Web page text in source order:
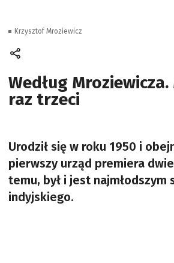
Według
raz trzeci
Urodził się w roku 1950 i
pierwszy urząd premiera
temu, był i jest najmłodszym
indyjskiego.
Krzysztof Mroziewicz